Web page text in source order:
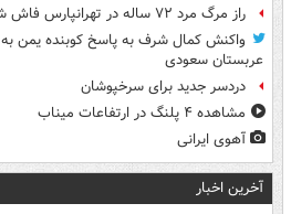
راز مرگ مرد ۷۲ ساله در تهرانپارس فاش شد
واکنش کمال شرف به پاسخ کوبنده یمن به
عربستان سعودی
دردسر جدید برای سرخپوشان
مشاهده ۴ پلنگ در ارتفاعات میناب
آهوی ایرانی
آخرین اخبار